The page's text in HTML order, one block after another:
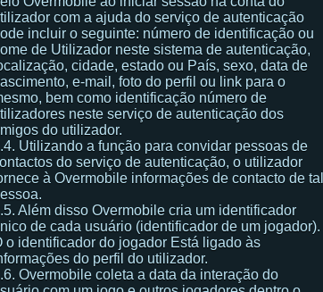
com a ajuda do serviço de autenticação
incluir o seguinte: número de identificação ou
de Utilizador neste sistema de autenticação,
cidade, estado ou País, sexo, data de
e-mail, foto do perfil ou link para o
bem como identificação número de
neste serviço de autenticação dos
do utilizador.
Utilizando a função para convidar pessoas de
do serviço de autenticação, o utilizador
à Overmobile informações de contacto de tal
Além disso Overmobile cria um identificador
de cada usuário (identificador de um jogador).
o identificador do jogador Está ligado às
do perfil do utilizador.
Overmobile coleta a data da interação do